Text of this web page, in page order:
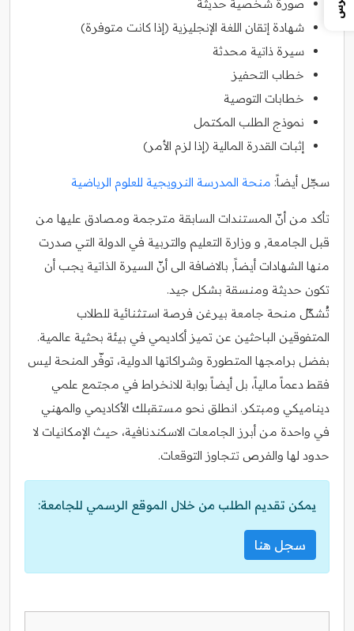
صورة شخصية حديثة
شهادة إتقان اللغة الإنجليزية (إذا كانت متوفرة)
سيرة ذاتية محدثة
خطاب التحفيز
خطابات التوصية
نموذج الطلب المكتمل
إثبات القدرة المالية (إذا لزم الأمر)
سجّل أيضاً: منحة المدرسة النرويجية للعلوم الرياضية
تأكد من أنّ المستندات السابقة مترجمة ومصادق عليها من
قبل الجامعة, و وزارة التعليم والتربية في الدولة التي صدرت
منها الشهادات أيضاً, بالاضافة الى أنّ السيرة الذاتية يجب أن
تكون حديثة ومنسقة بشكل جيد.
تُشكّل منحة جامعة بيرغن فرصة استثنائية للطلاب
المتفوقين الباحثين عن تميز أكاديمي في بيئة بحثية عالمية.
بفضل برامجها المتطورة وشراكاتها الدولية، توفّر المنحة ليس
فقط دعماً مالياً، بل أيضاً بوابة للانخراط في مجتمع علمي
ديناميكي ومبتكر. انطلق نحو مستقبلك الأكاديمي والمهني
في واحدة من أبرز الجامعات الاسكندنافية، حيث الإمكانيات لا
حدود لها والفرص تتجاوز التوقعات.
يمكن تقديم الطلب من خلال الموقع الرسمي للجامعة:
سجل هنا